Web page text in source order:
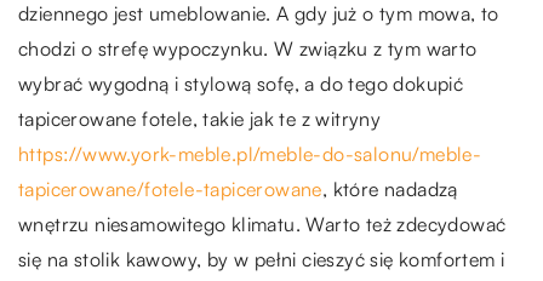
dziennego jest umeblowanie. A gdy już o tym mowa, to
chodzi o strefę wypoczynku. W związku z tym warto
wybrać wygodną i stylową sofę, a do tego dokupić
tapicerowane fotele, takie jak te z witryny
https://www.york-meble.pl/meble-do-salonu/meble-
tapicerowane/fotele-tapicerowane, które nadadzą
wnętrzu niesamowitego klimatu. Warto też zdecydować
się na stolik kawowy, by w pełni cieszyć się komfortem i